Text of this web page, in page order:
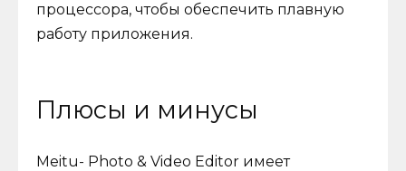
процессора, чтобы обеспечить плавную
работу приложения.
Плюсы и минусы
Meitu- Photo & Video Editor имеет